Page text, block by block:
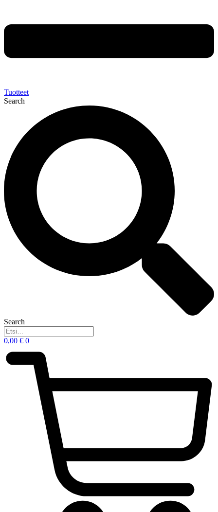
Tuotteet
Search
Search
0,00 € 0